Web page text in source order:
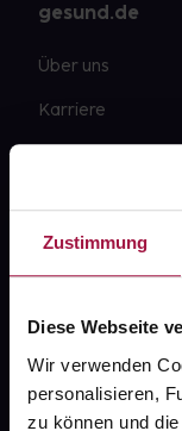
Zustimmung
Diese Webseite
Wir verwenden
personalisieren,
zu können und
gesund.de
Über uns
Karriere
PAYBACK
Sanitätshäuser
Datenschutz
AGB